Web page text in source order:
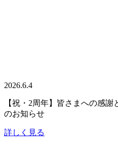
2026.6.4
【祝・2周年】皆さまへの感
のお知らせ
詳しく見る